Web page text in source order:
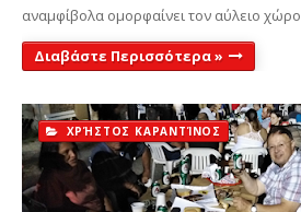
αναμφίβολα ομορφαίνει τον αύλειο
Διαβάστε Περισσότερα »
ΧΡΉΣΤΟΣ ΚΑΡΑΝΤΊΝΟΣ